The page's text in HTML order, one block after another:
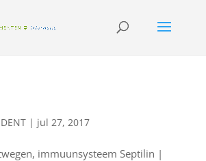
| jul 27, 2017
immuunsysteem Septilin |